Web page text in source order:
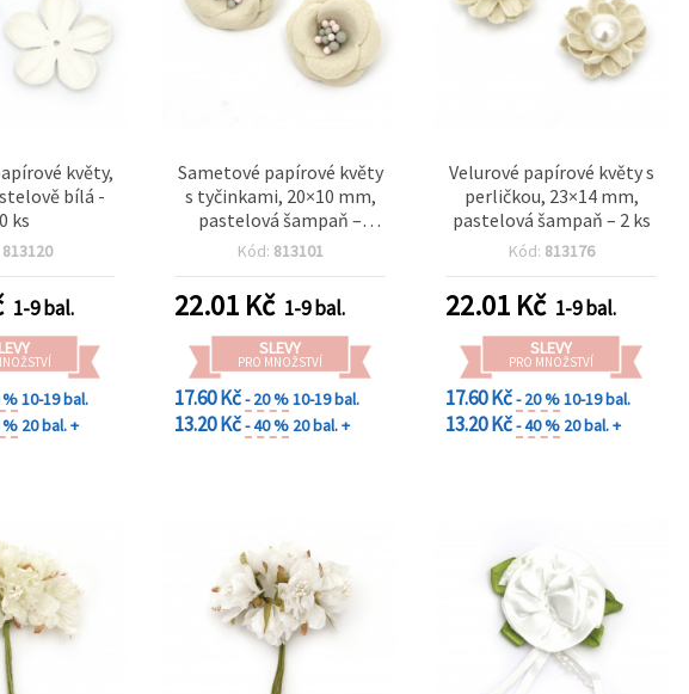
květy,
bílá -
ks
813120
1-9 bal.
%10-19 bal.
% 20 bal. +
Sametové papírové květy
s tyčinkami, 20×10 mm,
pastelová šampaň –
balení 2 ks, pro
Kód: 813101
22.01 Kč 1-9 bal.
SLEVY
PRO MNOŽSTVÍ
17.60 Kč- 20 %10-19 bal.
13.20 Kč- 40 % 20 bal. +
Velurové papírové květy s
perličkou, 23×14 mm,
pastelová šampaň – 2 ks
Kód: 813176
22.01 Kč 1-9 bal.
SLEVY
PRO MNOŽSTVÍ
17.60 Kč- 20 %10-19 bal.
13.20 Kč- 40 % 20 bal. +